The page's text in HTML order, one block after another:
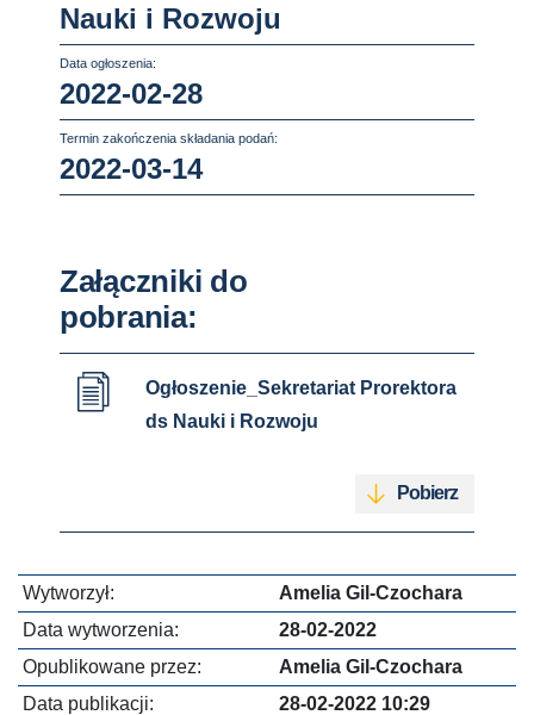
Nauki i Rozwoju
Data ogłoszenia:
2022-02-28
Termin zakończenia składania podań:
2022-03-14
Załączniki do
pobrania:
Ogłoszenie_Sekretariat Prorektora
ds Nauki i Rozwoju
Pobierz
Wytworzył:
Amelia Gil-Czochara
Data wytworzenia:
28-02-2022
Opublikowane przez:
Amelia Gil-Czochara
Data publikacji:
28-02-2022 10:29